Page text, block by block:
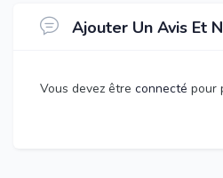
Ajouter Un Avis Et
Vous devez être connecté pour